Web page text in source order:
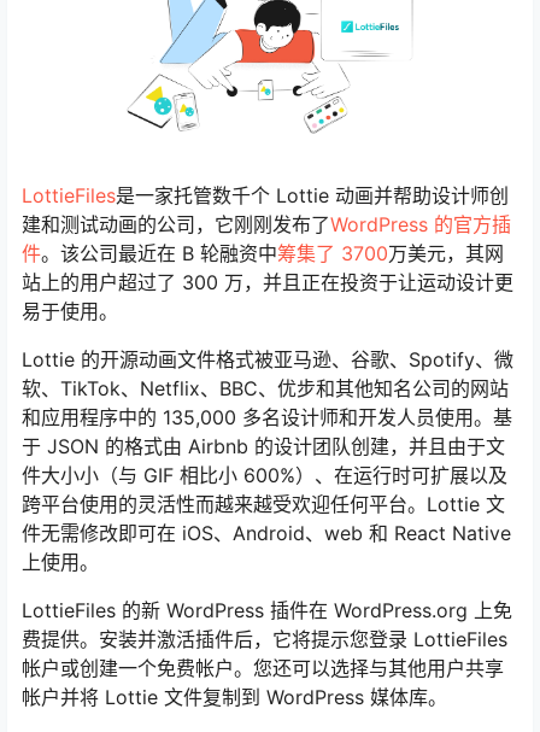
LottieFiles是一家托管数千个 Lottie 动画并帮助设计师创
建和测试动画的公司，它刚刚发布了WordPress 的官方插
件。该公司最近在 B 轮融资中筹集了 3700万美元，其网
站上的用户超过了 300 万，并且正在投资于让运动设计更
易于使用。
Lottie 的开源动画文件格式被亚马逊、谷歌、Spotify、微
软、TikTok、Netflix、BBC、优步和其他知名公司的网站
和应用程序中的 135,000 多名设计师和开发人员使用。基
于 JSON 的格式由 Airbnb 的设计团队创建，并且由于文
件大小小（与 GIF 相比小 600%）、在运行时可扩展以及
跨平台使用的灵活性而越来越受欢迎任何平台。Lottie 文
件无需修改即可在 iOS、Android、web 和 React Native
上使用。
LottieFiles 的新 WordPress 插件在 WordPress.org 上免
费提供。安装并激活插件后，它将提示您登录 LottieFiles
帐户或创建一个免费帐户。您还可以选择与其他用户共享
帐户并将 Lottie 文件复制到 WordPress 媒体库。